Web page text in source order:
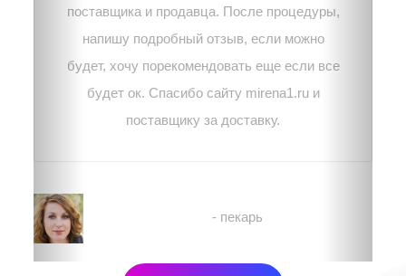
поставщика и продавца. После процедуры,
напишу подробный отзыв, если можно
будет, хочу порекомендовать еще если все
будет ок. Спасибо сайту mirena1.ru и
поставщику за доставку.
- пекарь